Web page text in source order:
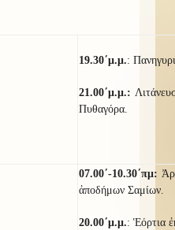
19.30΄μ.μ.:
21.00΄μ.μ.:
Πυθαγόρα.
07.00΄-10.30΄πμ:
ἀποδήμων Σαμίων.
20.00΄μ.μ.: Ἑόρτια